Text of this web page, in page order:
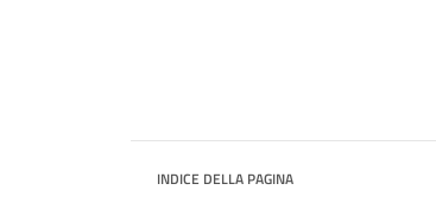
INDICE DELLA PAGINA